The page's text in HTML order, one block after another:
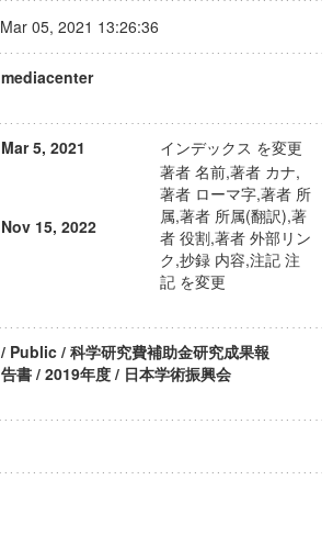
Mar 05, 2021 13:26:36
mediacenter
Mar 5, 2021 インデックス を変更
Nov 15, 2022
著者 名前,著者 カナ,
著者 ローマ字,著者 所
属,著者 所属(翻訳),著
者 役割,著者 外部リン
ク,抄録 内容,注記 注
記 を変更
/ Public / 科学研究費補助金研究成果報
告書 / 2019年度 / 日本学術振興会